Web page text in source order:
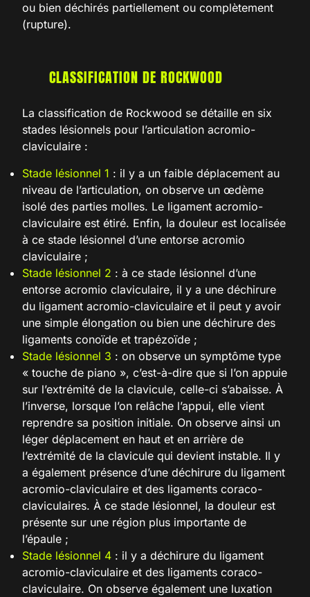
ou bien déchirés partiellement ou complètement
(rupture).
CLASSIFICATION DE ROCKWOOD
La classification de Rockwood se détaille en six
stades lésionnels pour l’articulation acromio-
claviculaire :
Stade lésionnel 1 : il y a un faible déplacement au
niveau de l’articulation, on observe un œdème
isolé des parties molles. Le ligament acromio-
claviculaire est étiré. Enfin, la douleur est localisée
à ce stade lésionnel d’une entorse acromio
claviculaire ;
Stade lésionnel 2 : à ce stade lésionnel d’une
entorse acromio claviculaire, il y a une déchirure
du ligament acromio-claviculaire et il peut y avoir
une simple élongation ou bien une déchirure des
ligaments conoïde et trapézoïde ;
Stade lésionnel 3 : on observe un symptôme type
« touche de piano », c’est-à-dire que si l’on appuie
sur l’extrémité de la clavicule, celle-ci s’abaisse. À
l’inverse, lorsque l’on relâche l’appui, elle vient
reprendre sa position initiale. On observe ainsi un
léger déplacement en haut et en arrière de
l’extrémité de la clavicule qui devient instable. Il y
a également présence d’une déchirure du ligament
acromio-claviculaire et des ligaments coraco-
claviculaires. À ce stade lésionnel, la douleur est
présente sur une région plus importante de
l’épaule ;
Stade lésionnel 4 : il y a déchirure du ligament
acromio-claviculaire et des ligaments coraco-
claviculaire. On observe également une luxation